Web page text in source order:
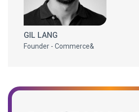
GIL LANG
Founder - Commerce&